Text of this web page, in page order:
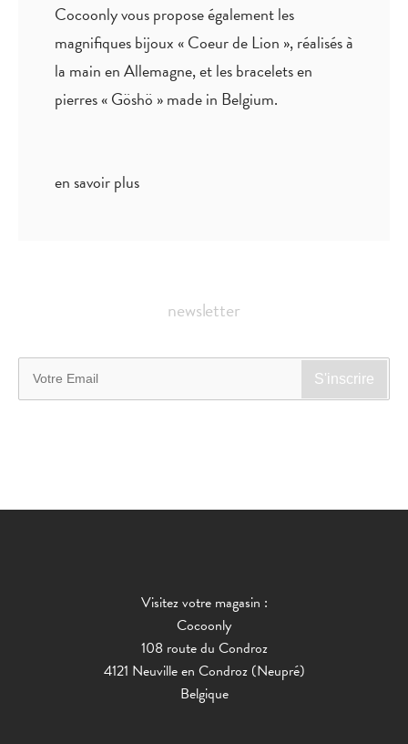
Cocoonly vous propose également les
magnifiques bijoux « Coeur de Lion », réalisés à
la main en Allemagne, et les bracelets en
pierres « Göshö » made in Belgium.
en savoir plus
newsletter
Visitez votre magasin :
Cocoonly
108 route du Condroz
4121 Neuville en Condroz (Neupré)
Belgique